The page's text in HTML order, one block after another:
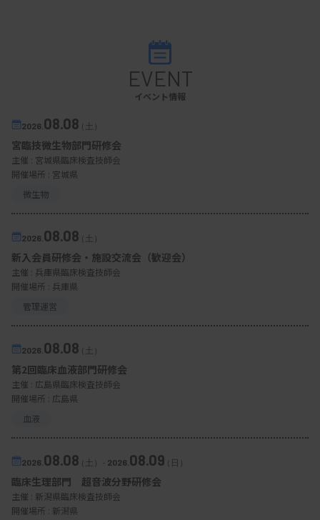
EVENT
イベント情報
2026. 08.08（土）
宮臨技微生物部門研修会
主催 : 宮城県臨床検査技師会
開催場所 : 宮城県
微生物
2026. 08.08（土）
新入会員研修会・施設交流会（歓迎会）
主催 : 兵庫県臨床検査技師会
開催場所 : 兵庫県
管理運営
2026. 08.08（土）
第2回臨床血液部門研修会
主催 : 広島県臨床検査技師会
開催場所 : 広島県
血液
2026. 08.08（土） - 2026. 08.09 （日）
臨床生理部門 超音波分野研修会
主催 : 新潟県臨床検査技師会
開催場所 : 新潟県